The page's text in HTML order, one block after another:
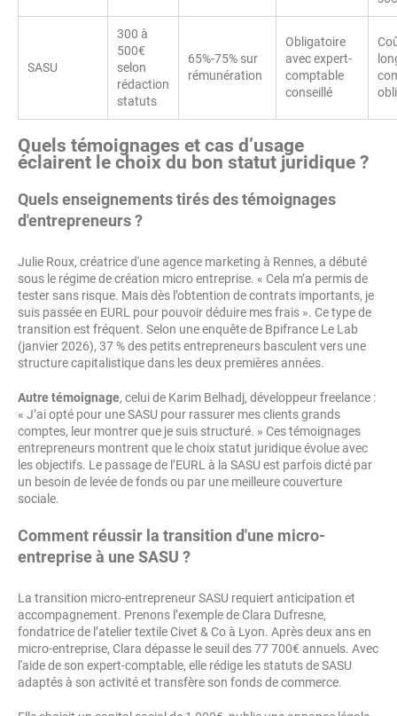
SASU
300 à
500€
selon
rédaction
statuts
65%-75% sur
rémunération
Obligatoire
avec expert-
comptable
conseillé
Quels témoignages et cas d’usage
éclairent le choix du bon statut juridique ?
Quels enseignements tirés des témoignages
d'entrepreneurs ?
Julie Roux, créatrice d'une agence marketing à Rennes, a débuté
sous le régime de création micro entreprise. « Cela m’a permis de
tester sans risque. Mais dès l’obtention de contrats importants, je
suis passée en EURL pour pouvoir déduire mes frais ». Ce type de
transition est fréquent. Selon une enquête de Bpifrance Le Lab
(janvier 2026), 37 % des petits entrepreneurs basculent vers une
structure capitalistique dans les deux premières années.
Autre témoignage, celui de Karim Belhadj, développeur freelance :
« J’ai opté pour une SASU pour rassurer mes clients grands
comptes, leur montrer que je suis structuré. » Ces témoignages
entrepreneurs montrent que le choix statut juridique évolue avec
les objectifs. Le passage de l’EURL à la SASU est parfois dicté par
un besoin de levée de fonds ou par une meilleure couverture
sociale.
Comment réussir la transition d'une micro-
entreprise à une SASU ?
La transition micro-entrepreneur SASU requiert anticipation et
accompagnement. Prenons l’exemple de Clara Dufresne,
fondatrice de l’atelier textile Civet & Co à Lyon. Après deux ans en
micro-entreprise, Clara dépasse le seuil des 77 700€ annuels. Avec
l'aide de son expert-comptable, elle rédige les statuts de SASU
adaptés à son activité et transfère son fonds de commerce.